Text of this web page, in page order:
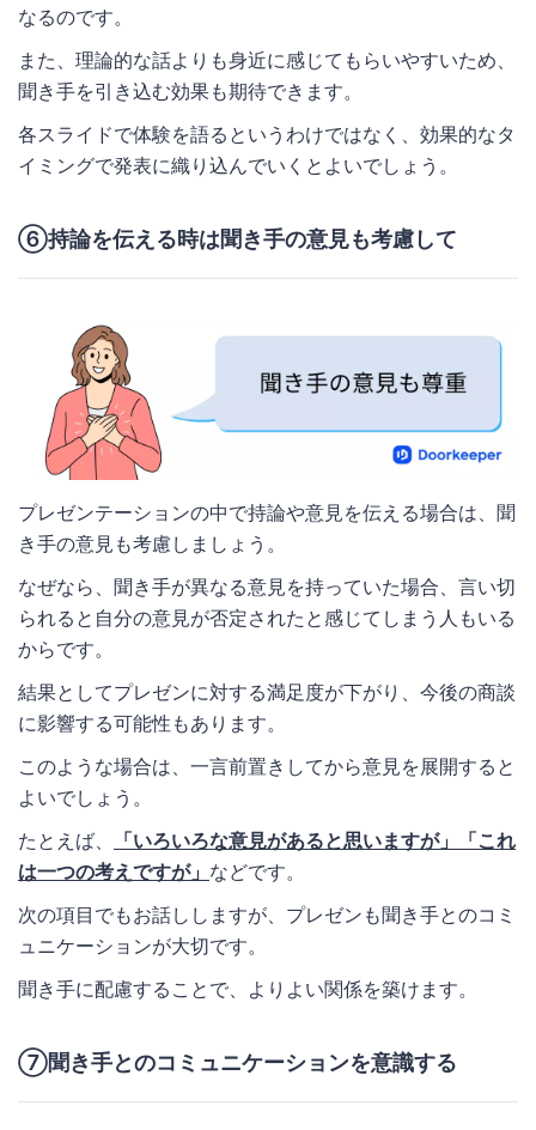
なるのです。
また、理論的な話よりも身近に感じてもらいやすいため、
聞き手を引き込む効果も期待できます。
各スライドで体験を語るというわけではなく、効果的なタ
イミングで発表に織り込んでいくとよいでしょう。
⑥持論を伝える時は聞き手の意見も考慮して
プレゼンテーションの中で持論や意見を伝える場合は、聞
き手の意見も考慮しましょう。
なぜなら、聞き手が異なる意見を持っていた場合、言い切
られると自分の意見が否定されたと感じてしまう人もいる
からです。
結果としてプレゼンに対する満足度が下がり、今後の商談
に影響する可能性もあります。
このような場合は、一言前置きしてから意見を展開すると
よいでしょう。
たとえば、
「いろいろな意見があると思いますが」「これ
は一つの考えですが」 などです。
次の項目でもお話ししますが、プレゼンも聞き手とのコミ
ュニケーションが大切です。
聞き手に配慮することで、よりよい関係を築けます。
⑦聞き手とのコミュニケーションを意識する